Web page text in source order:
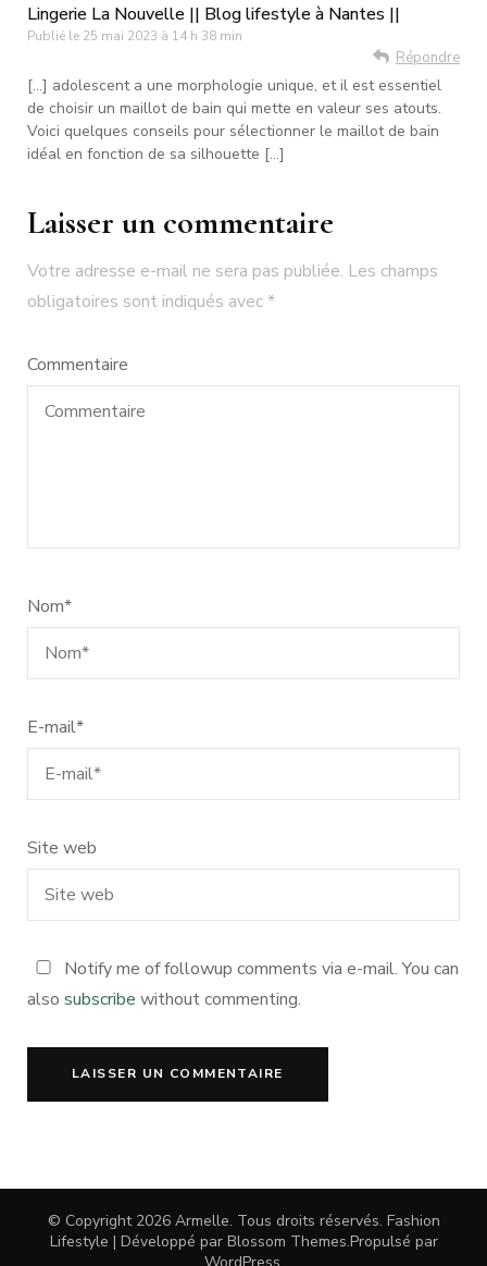
Lingerie La Nouvelle || Blog lifestyle à Nantes ||
Publié le 25 mai 2023 à 14 h 38 min
Répondre
[…] adolescent a une morphologie unique, et il est essentiel
de choisir un maillot de bain qui mette en valeur ses atouts.
Voici quelques conseils pour sélectionner le maillot de bain
idéal en fonction de sa silhouette […]
Laisser un commentaire
Votre adresse e-mail ne sera pas publiée. Les champs
obligatoires sont indiqués avec*
Commentaire
Nom*
E-mail*
Site web
Notify me of followup comments via e-mail. You can
also subscribe without commenting.
© Copyright 2026 Armelle. Tous droits réservés. Fashion
Lifestyle | Développé par Blossom Themes.Propulsé par